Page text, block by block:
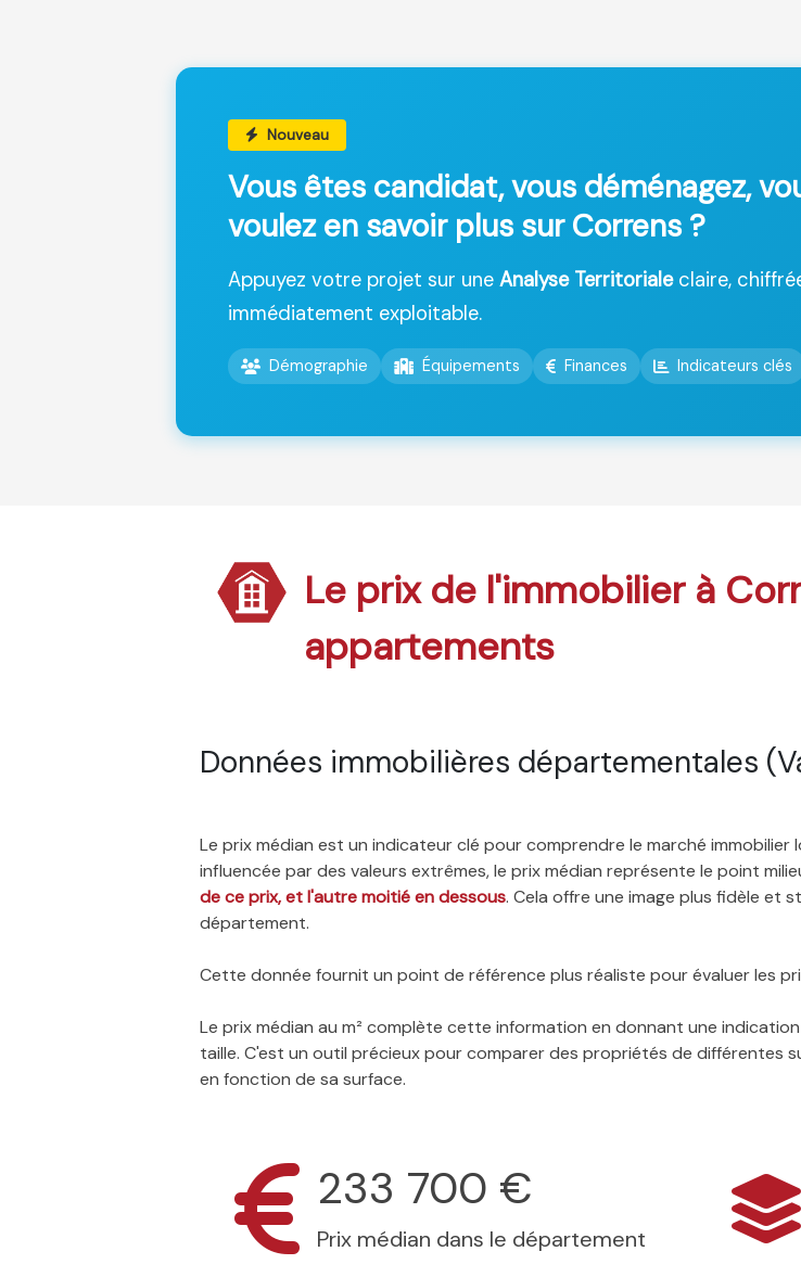
Nouveau
Vous êtes candidat, vous déménagez,
voulez en savoir plus sur Correns ?
Appuyez votre projet sur une Analyse Territorialeclaire,
immédiatement exploitable.
Démographie Équipements Finances Indicateurs clés
Le prix de l'immobilier à
appartements
Données immobilières départementales
Le prix médian est un indicateur clé pour comprendre le marché
influencée par des valeurs extrêmes, le prix médian représente le point
de ce prix, et l'autre moitié en dessous. Cela offre une image plus fidèle et
département.
Cette donnée fournit un point de référence plus réaliste pour évaluer les
Le prix médian au m² complète cette information en donnant une
taille. C'est un outil précieux pour comparer des propriétés de différentes
en fonction de sa surface.
233 700 €
Prix médian dans le département